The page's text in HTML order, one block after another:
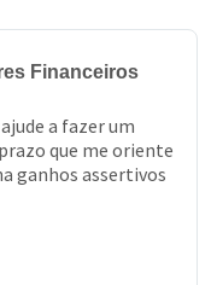
Financeiros
a fazer um
que me oriente
ganhos assertivos